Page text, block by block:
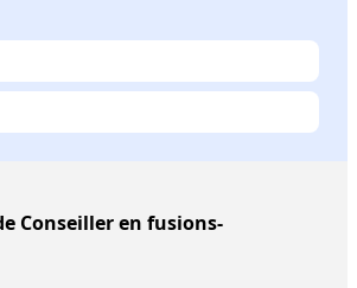
Conseiller en fusions-